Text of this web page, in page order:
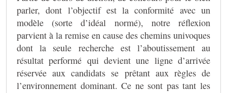
parler, dont l’objectif est la conformité avec un
modèle (sorte d’idéal normé), notre réflexion
parvient à la remise en cause des chemins univoques
dont la seule recherche est l’aboutissement au
résultat performé qui devient une ligne d’arrivée
réservée aux candidats se prêtant aux règles de
l’environnement dominant. Ce ne sont pas tant les